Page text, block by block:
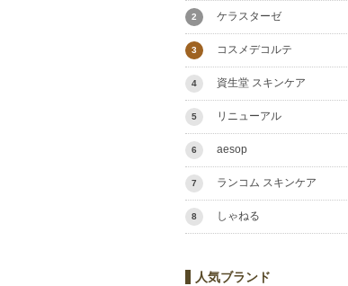
2 ケラスターゼ
3 コスメデコルテ
4 資生堂 スキンケア
5 リニューアル
6 aesop
7 ランコム スキンケア
8 しゃねる
人気ブランド